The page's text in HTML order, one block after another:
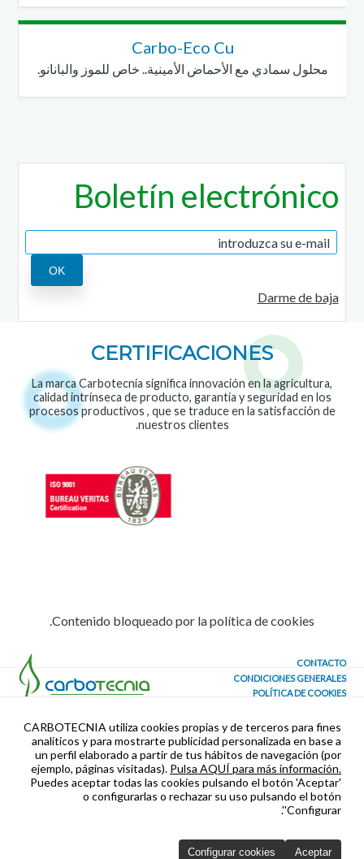
Carbo-Eco Cu
محلول سمادي مع الأحماض الأمينية.. خاص للموز والبانانو.
Boletín electrónico
Darme de baja
CERTIFICACIONES
La marca Carbotecnia significa innovación en la agricultura,
calidad intrínseca de producto, garantía y seguridad en los
procesos productivos , que se traduce en la satisfacción de
nuestros clientes.
Contenido bloqueado por la política de cookies.
CONTACTO
CONDICIONES GENERALES
POLÍTICA DE COOKIES
SEGURIDAD Y PRIVACIDAD
CARBOTECNIA utiliza cookies propias y de terceros para fines
analíticos y para mostrarte publicidad personalizada en base a
un perfil elaborado a partir de tus hábitos de navegación (por
ejemplo, páginas visitadas). Pulsa AQUÍ para más información.
Puedes aceptar todas las cookies pulsando el botón 'Aceptar'
o configurarlas o rechazar su uso pulsando el botón
'Configurar'.
Aceptar
Configurar cookies